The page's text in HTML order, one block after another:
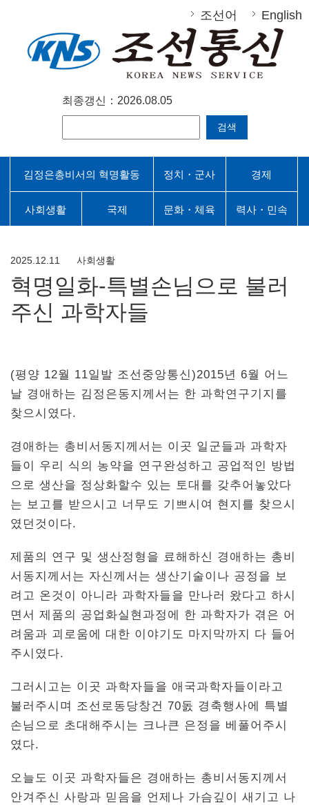
조선어 English
최종갱신：2026.08.05
검색
김정은총비서의 혁명활동 정치・군사 경제
사회생활 국제 문화・체육 력사・민속
2025.12.11 사회생활
혁명일화-특별손님으로 불러
주신 과학자들
(평양 12월 11일발 조선중앙통신)2015년 6월 어느
날 경애하는 김정은동지께서는 한 과학연구기지를
찾으시였다.
경애하는 총비서동지께서는 이곳 일군들과 과학자
들이 우리 식의 농약을 연구완성하고 공업적인 방법
으로 생산을 정상화할수 있는 토대를 갖추어놓았다
는 보고를 받으시고 너무도 기쁘시여 현지를 찾으시
였던것이다.
제품의 연구 및 생산정형을 료해하신 경애하는 총비
서동지께서는 자신께서는 생산기술이나 공정을 보
려고 온것이 아니라 과학자들을 만나러 왔다고 하시
면서 제품의 공업화실현과정에 한 과학자가 겪은 어
려움과 괴로움에 대한 이야기도 마지막까지 다 들어
주시였다.
그러시고는 이곳 과학자들을 애국과학자들이라고
불러주시며 조선로동당창건 70돐 경축행사에 특별
손님으로 초대해주시는 크나큰 은정을 베풀어주시
였다.
오늘도 이곳 과학자들은 경애하는 총비서동지께서
안겨주신 사랑과 믿음을 언제나 가슴깊이 새기고 나